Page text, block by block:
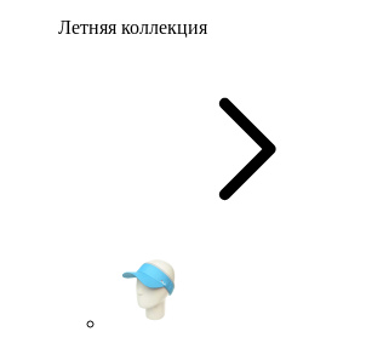
Летняя коллекция